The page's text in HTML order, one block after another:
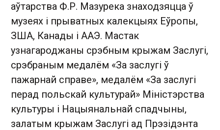
аўтарства Ф.Р. Мазурека знаходзяцца ў
музеях і прыватных калекцыях Еўропы,
ЗША, Канады і ААЭ. Мастак
узнагароджаны срэбным крыжам Заслугі,
срэбраным медалём «За заслугі ў
пажарнай справе», медалём «За заслугі
перад польскай культурай» Міністэрства
культуры і Нацыянальнай спадчыны,
залатым крыжам Заслугі ад Прэзідэнта